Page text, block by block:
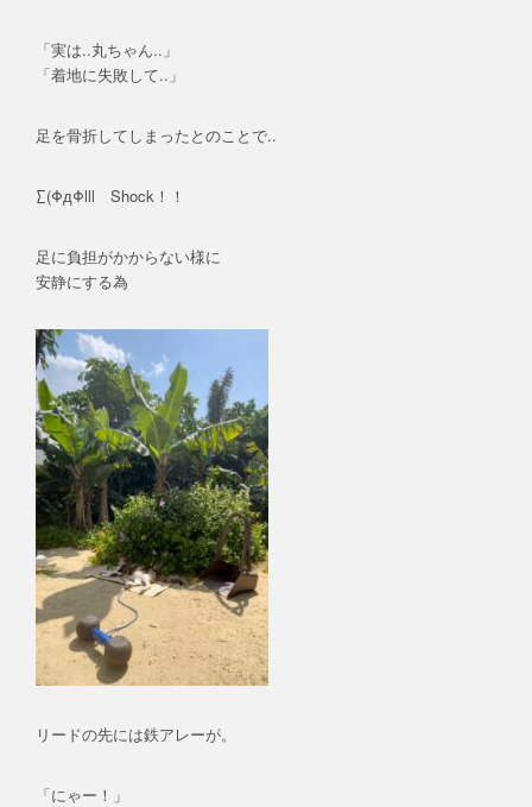
「実は..丸ちゃん..」
「着地に失敗して..」
足を骨折してしまったとのことで..
∑(ΦдΦlll Shock！！
足に負担がかからない様に
安静にする為
リードの先には鉄アレーが。
「にゃー！」